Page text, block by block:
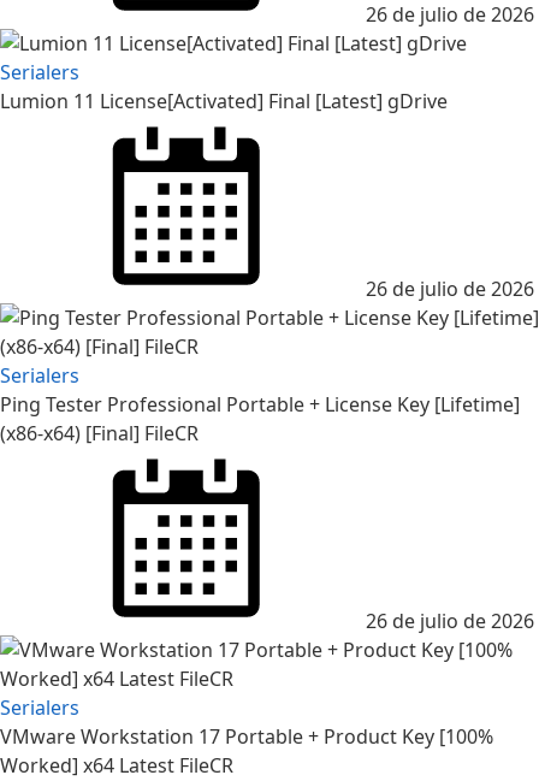
26 de julio de 2026
Serialers
Lumion 11 License[Activated] Final [Latest] gDrive
26 de julio de 2026
Serialers
Ping Tester Professional Portable + License Key [Lifetime]
(x86-x64) [Final] FileCR
26 de julio de 2026
Serialers
VMware Workstation 17 Portable + Product Key [100%
Worked] x64 Latest FileCR